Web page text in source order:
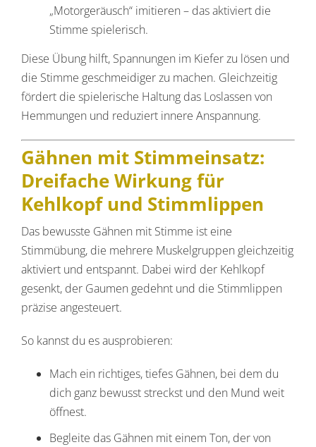
„Motorgeräusch“ imitieren – das aktiviert die
Stimme spielerisch.
Diese Übung hilft, Spannungen im Kiefer zu lösen und
die Stimme geschmeidiger zu machen. Gleichzeitig
fördert die spielerische Haltung das Loslassen von
Hemmungen und reduziert innere Anspannung.
Gähnen mit Stimmeinsatz:
Dreifache Wirkung für
Kehlkopf und Stimmlippen
Das bewusste Gähnen mit Stimme ist eine
Stimmübung, die mehrere Muskelgruppen gleichzeitig
aktiviert und entspannt. Dabei wird der Kehlkopf
gesenkt, der Gaumen gedehnt und die Stimmlippen
präzise angesteuert.
So kannst du es ausprobieren:
Mach ein richtiges, tiefes Gähnen, bei dem du
dich ganz bewusst streckst und den Mund weit
öffnest.
Begleite das Gähnen mit einem Ton, der von